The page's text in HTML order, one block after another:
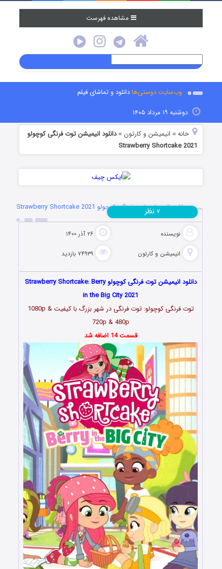
مشاهده فهرست
وب‌سایت دوستی‌هادانلود و تماشای فیلم
دوشنبه ۱۹ مرداد ۱۴۰۵
خانه » انیمیشن و کارتون »دانلود انیمیشن توت فرنگی کوچولو
Strawberry Shortcake 2021
دانلود انیمیشن توت فرنگی کوچولو Strawberry Shortcake 2021
نویسنده ۲۶ آذر ۱۴۰۰
انیمیشن و کارتون ۷۴۹۳۹ بازدید
۷ نظر
دانلود انیمیشن توت فرنگی کوچولو Strawberry Shortcake: Berry
in the Big City 2021
توت فرنگی کوچولو: توت فرنگی در شهر بزرگ با کیفیت 1080p &
720p & 480p
قسمت 14 اضافه شد